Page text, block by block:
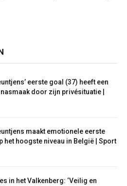
eerste goal (37) heeft een
door zijn privésituatie |
maakt emotionele eerste
het hoogste niveau in België | Sport
in het Valkenberg: ‘Veilig en